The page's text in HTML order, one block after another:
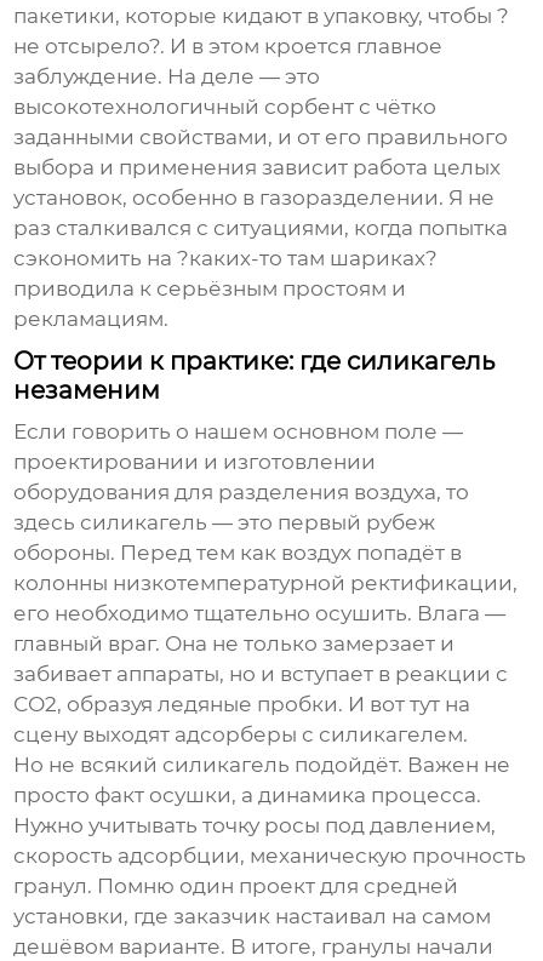
пакетики, которые кидают в упаковку, чтобы ?
не отсырело?. И в этом кроется главное
заблуждение. На деле — это
высокотехнологичный сорбент с чётко
заданными свойствами, и от его правильного
выбора и применения зависит работа целых
установок, особенно в газоразделении. Я не
раз сталкивался с ситуациями, когда попытка
сэкономить на ?каких-то там шариках?
приводила к серьёзным простоям и
рекламациям.
От теории к практике: где силикагель
незаменим
Если говорить о нашем основном поле —
проектировании и изготовлении
оборудования для разделения воздуха, то
здесь силикагель — это первый рубеж
обороны. Перед тем как воздух попадёт в
колонны низкотемпературной ректификации,
его необходимо тщательно осушить. Влага —
главный враг. Она не только замерзает и
забивает аппараты, но и вступает в реакции с
СО2, образуя ледяные пробки. И вот тут на
сцену выходят адсорберы с силикагелем.
Но не всякий силикагель подойдёт. Важен не
просто факт осушки, а динамика процесса.
Нужно учитывать точку росы под давлением,
скорость адсорбции, механическую прочность
гранул. Помню один проект для средней
установки, где заказчик настаивал на самом
дешёвом варианте. В итоге, гранулы начали